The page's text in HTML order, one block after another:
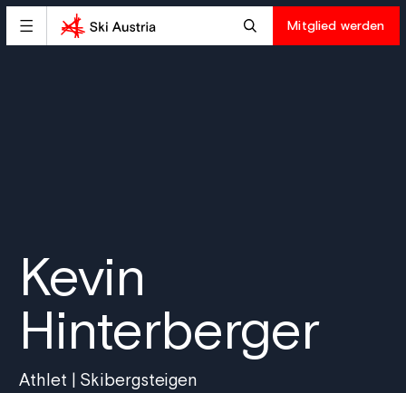
Mitglied werden
Kevin
Hinterberger
Athlet | Skibergsteigen